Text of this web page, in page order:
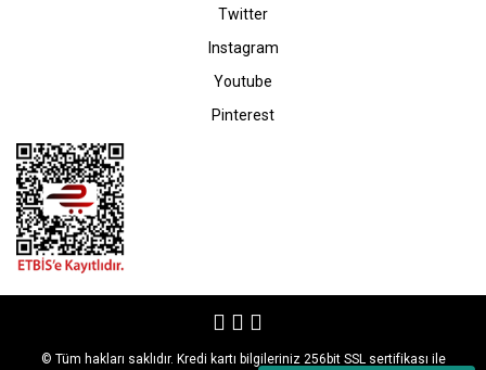
STOK BİLGİSİNİ SORUNUZ
HP
HP DeskJet Plus 4110 All-
in-One Yazıcı (7FS81B)
Twitter
Instagram
Youtube
Pinterest
© Tüm hakları saklıdır. Kredi kartı bilgileriniz 256bit SSL sertifikası ile